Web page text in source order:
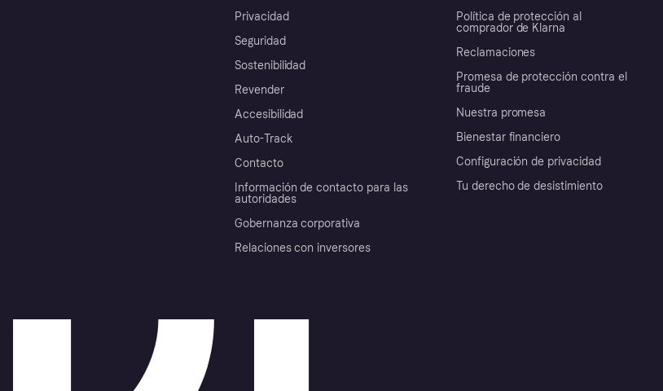
Privacidad
Seguridad
Sostenibilidad
Revender
Accesibilidad
Auto-Track
Contacto
Información de contacto para las
autoridades
Gobernanza corporativa
Relaciones con inversores
Política de protección al
comprador de Klarna
Reclamaciones
Promesa de protección contra el
fraude
Nuestra promesa
Bienestar financiero
Configuración de privacidad
Tu derecho de desistimiento